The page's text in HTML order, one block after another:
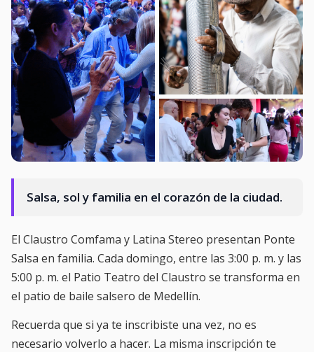
Salsa, sol y familia en el corazón de la ciudad.
El Claustro Comfama y Latina Stereo presentan Ponte
Salsa en familia. Cada domingo, entre las 3:00 p. m. y las
5:00 p. m. el Patio Teatro del Claustro se transforma en
el patio de baile salsero de Medellín.
Recuerda que si ya te inscribiste una vez, no es
necesario volverlo a hacer. La misma inscripción te